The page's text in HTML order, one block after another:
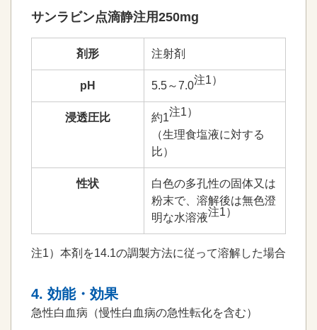
サンラビン点滴静注用250mg
剤形 注射剤
pH 5.5～7.0注1）
浸透圧比 約1注1）
（生理食塩液に対する
比）
性状
白色の多孔性の固体又は
粉末で、溶解後は無色澄
明な水溶液注1）
注1）本剤を14.1の調製方法に従って溶解した場合
4. 効能・効果
急性白血病（慢性白血病の急性転化を含む）